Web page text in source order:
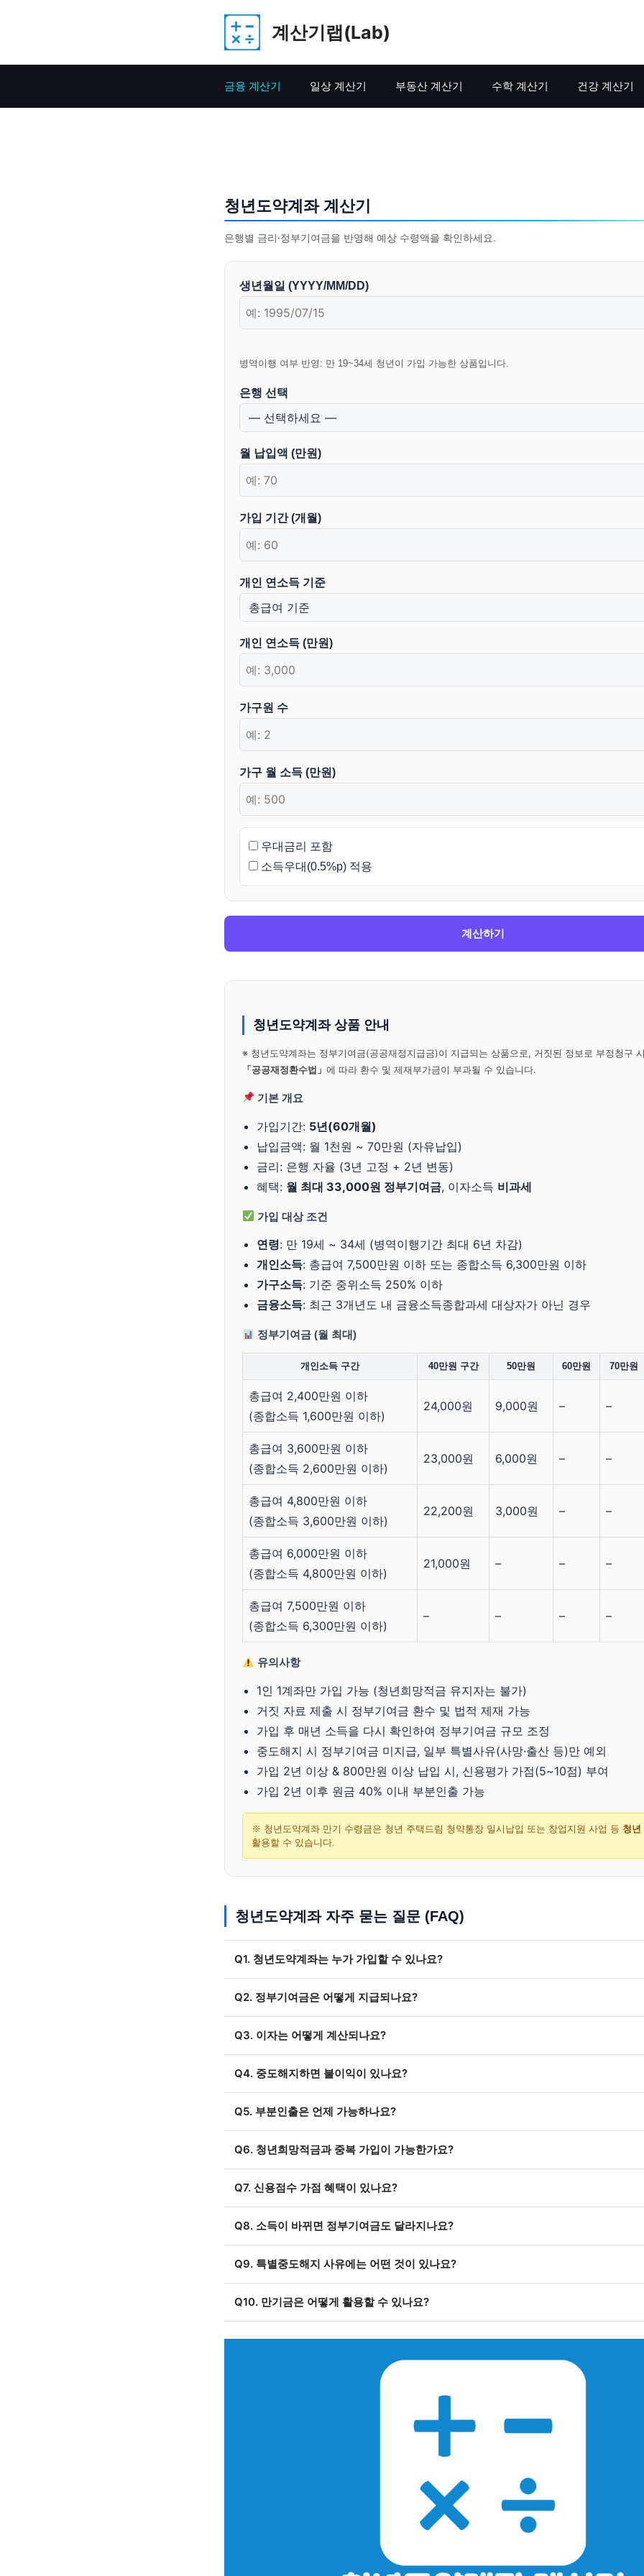
계산기랩(Lab)
금융 계산기 일상 계산기 부동산 계산기 수학 계산기 건강 계산기
청년도약계좌 계산기
은행별 금리·정부기여금을 반영해 예상 수령액을 확인하세요.
생년월일 (YYYY/MM/DD)
병역이행 여부 반영: 만 19~34세 청년이 가입 가능한 상품입니다.
은행 선택
월 납입액 (만원)
가입 기간 (개월)
개인 연소득 기준
개인 연소득 (만원)
가구원 수
가구 월 소득 (만원)
우대금리 포함
소득우대(0.5%p) 적용
계산하기
청년도약계좌 상품 안내
※ 청년도약계좌는 정부기여금(공공재정지급금)이 지급되는 상품으로, 거짓된 정보로 부정청구
「공공재정환수법」 에 따라 환수 및 제재부가금이 부과될 수 있습니다.
기본 개요
가입기간: 5년(60개월)
납입금액: 월 1천원 ~ 70만원 (자유납입)
금리: 은행 자율 (3년 고정 + 2년 변동)
혜택: 월 최대 33,000원 정부기여금, 이자소득 비과세
가입 대상 조건
연령: 만 19세 ~ 34세 (병역이행기간 최대 6년 차감)
개인소득: 총급여 7,500만원 이하 또는 종합소득 6,300만원 이하
가구소득: 기준 중위소득 250% 이하
금융소득: 최근 3개년도 내 금융소득종합과세 대상자가 아닌 경우
정부기여금 (월 최대)
개인소득 구간 40만원 구간 50만원 60만원 70만원
총급여 2,400만원 이하
(종합소득 1,600만원 이하)
24,000원 9,000원 – –
총급여 3,600만원 이하
(종합소득 2,600만원 이하)
23,000원 6,000원 – –
총급여 4,800만원 이하
(종합소득 3,600만원 이하)
22,200원 3,000원 – –
총급여 6,000만원 이하
(종합소득 4,800만원 이하)
21,000원 – – –
총급여 7,500만원 이하
(종합소득 6,300만원 이하)
– – – –
유의사항
1인 1계좌만 가입 가능 (청년희망적금 유지자는 불가)
거짓 자료 제출 시 정부기여금 환수 및 법적 제재 가능
가입 후 매년 소득을 다시 확인하여 정부기여금 규모 조정
중도해지 시 정부기여금 미지급, 일부 특별사유(사망·출산 등)만 예외
가입 2년 이상 & 800만원 이상 납입 시, 신용평가 가점(5~10점) 부여
가입 2년 이후 원금 40% 이내 부분인출 가능
※ 청년도약계좌 만기 수령금은 청년 주택드림 청약통장 일시납입 또는 창업지원 사업 등 청년
활용할 수 있습니다.
청년도약계좌 자주 묻는 질문 (FAQ)
Q1. 청년도약계좌는 누가 가입할 수 있나요?
Q2. 정부기여금은 어떻게 지급되나요?
Q3. 이자는 어떻게 계산되나요?
Q4. 중도해지하면 불이익이 있나요?
Q5. 부분인출은 언제 가능하나요?
Q6. 청년희망적금과 중복 가입이 가능한가요?
Q7. 신용점수 가점 혜택이 있나요?
Q8. 소득이 바뀌면 정부기여금도 달라지나요?
Q9. 특별중도해지 사유에는 어떤 것이 있나요?
Q10. 만기금은 어떻게 활용할 수 있나요?